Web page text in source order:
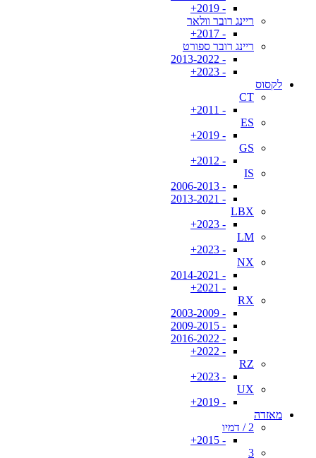
- 2019+
ריינג רובר וולאר
- 2017+
ריינג רובר ספורט
- 2013-2022
- 2023+
לקסוס
CT
- 2011+
ES
- 2019+
GS
- 2012+
IS
- 2006-2013
- 2013-2021
LBX
- 2023+
LM
- 2023+
NX
- 2014-2021
- 2021+
RX
- 2003-2009
- 2009-2015
- 2016-2022
- 2022+
RZ
- 2023+
UX
- 2019+
מאזדה
2 / דמיו
- 2015+
3